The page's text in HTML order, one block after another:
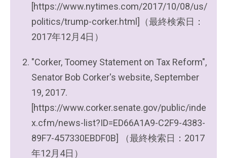
[https://www.nytimes.com/2017/10/08/us/
politics/trump-corker.html]（最終検索日：
2017年12月4日）
"Corker, Toomey Statement on Tax Reform",
Senator Bob Corker's website, September
19, 2017.
[https://www.corker.senate.gov/public/inde
x.cfm/news-list?ID=ED66A1A9-C2F9-4383-
89F7-457330EBDF0B] （最終検索日：2017
年12月4日）